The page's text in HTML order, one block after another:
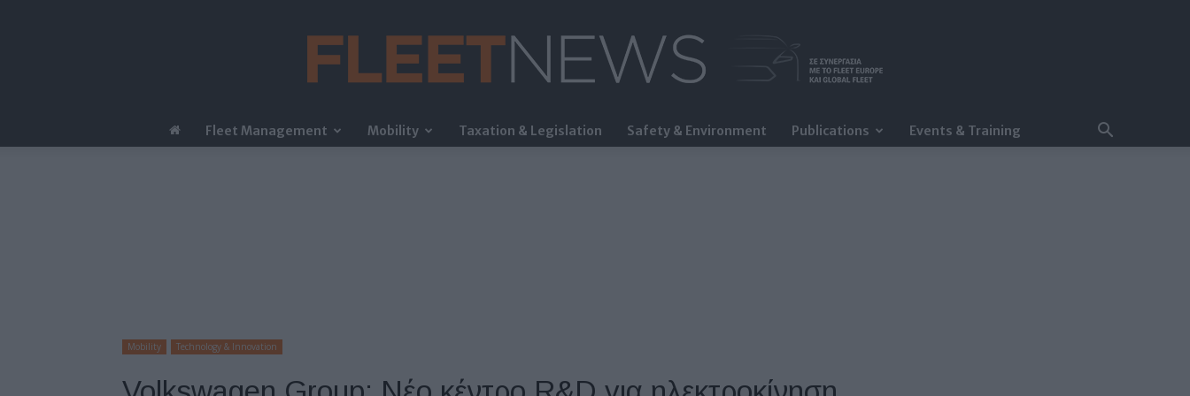
FleetNews
Fleet Management Mobility Taxation & Legislation Safety & Environment Publications Events & Training
Mobility Technology & Innovation